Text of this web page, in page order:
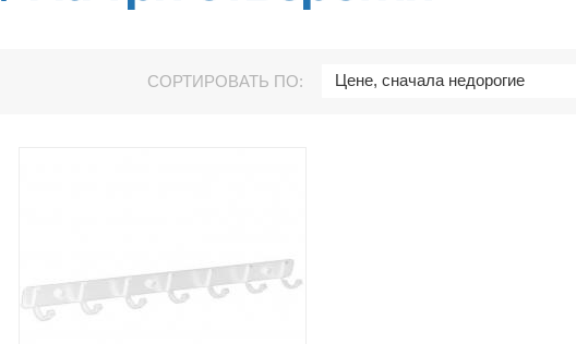
СОРТИРОВАТЬ ПО: Цене, сначала недорогие